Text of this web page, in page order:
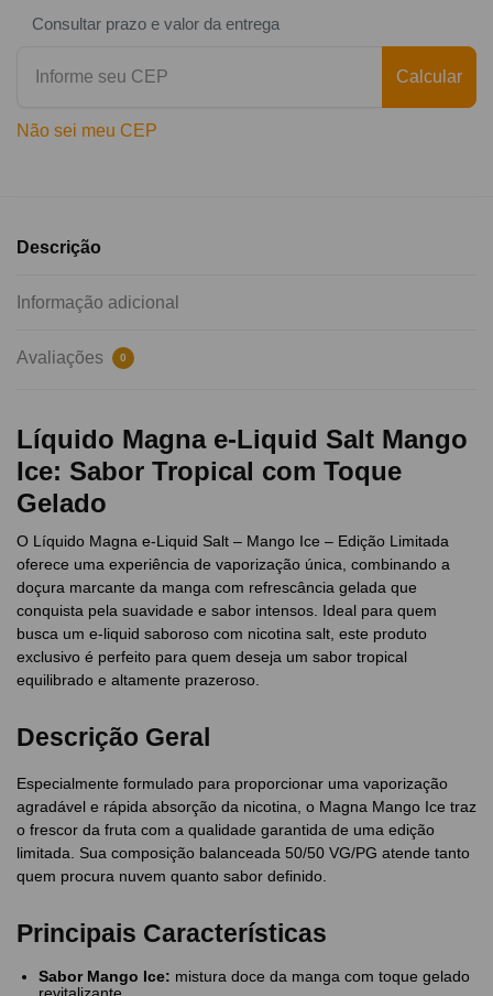
Consultar prazo e valor da entrega
Calcular
Não sei meu CEP
Descrição
Informação adicional
Avaliações 0
Líquido Magna e-Liquid Salt Mango
Ice: Sabor Tropical com Toque
Gelado
O Líquido Magna e-Liquid Salt – Mango Ice – Edição Limitada
oferece uma experiência de vaporização única, combinando a
doçura marcante da manga com refrescância gelada que
conquista pela suavidade e sabor intensos. Ideal para quem
busca um e-liquid saboroso com nicotina salt, este produto
exclusivo é perfeito para quem deseja um sabor tropical
equilibrado e altamente prazeroso.
Descrição Geral
Especialmente formulado para proporcionar uma vaporização
agradável e rápida absorção da nicotina, o Magna Mango Ice traz
o frescor da fruta com a qualidade garantida de uma edição
limitada. Sua composição balanceada 50/50 VG/PG atende tanto
quem procura nuvem quanto sabor definido.
Principais Características
Sabor Mango Ice: mistura doce da manga com toque gelado